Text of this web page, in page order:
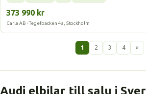
373 990 kr
Carla AB · Tegelbacken 4a, Stockholm
1 2 3 4 »
Audi elbilar till salu i